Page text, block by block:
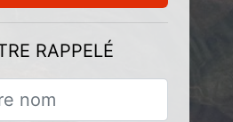
RAPPELÉ